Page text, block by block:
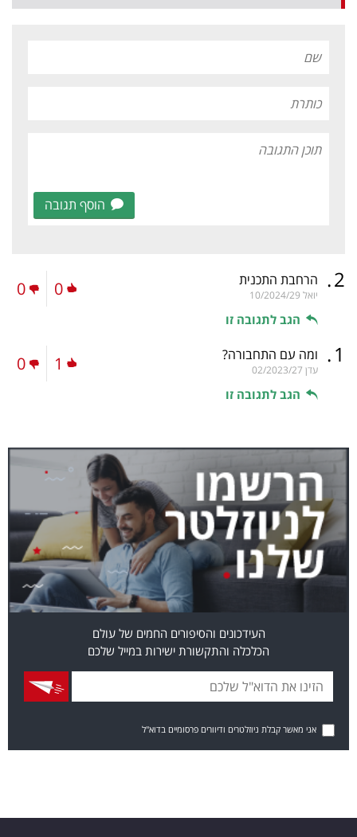
הוסף תגובה
2
. הרחבת התכנית
יואל 10/2024/29
הגב לתגובה זו
0
0
1
. ומה עם התחבורה?
עדן 02/2023/27
הגב לתגובה זו
1
0
העידכונים והסיפורים החמים של עולם
הכלכלה והתקשורת ישירות במייל שלכם
אני מאשר קבלת ניוזלטרים ודיוורים פרסומיים בדוא"ל